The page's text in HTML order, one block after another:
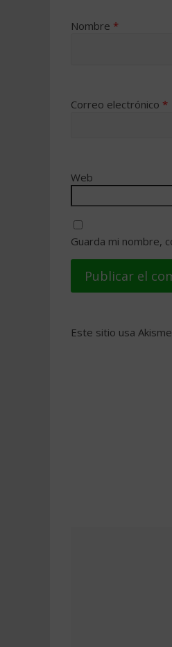
Nombre *
Correo electrónico *
Web
Guarda mi nombre,
Este sitio usa